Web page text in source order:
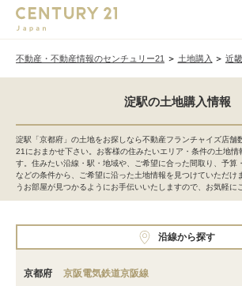
不動産・不動産情報のセンチュリー21 土地購入 近畿
淀駅の土地購入情報
淀駅「京都府」の土地をお探しなら不動産フランチャイズ店舗
21におまかせ下さい。お客様の住みたいエリア・条件の土地情
す。住みたい沿線・駅・地域や、ご希望に合った間取り、予算
などの条件から、ご希望に沿った土地情報を見つけていただけ
うお部屋が見つかるようにお手伝いいたしますので、お気軽に
沿線から探す
京都府 京阪電気鉄道京阪線